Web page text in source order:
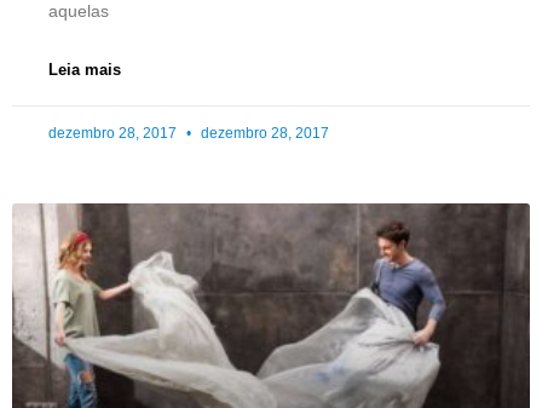
aquelas
Leia mais
dezembro 28, 2017 dezembro 28, 2017